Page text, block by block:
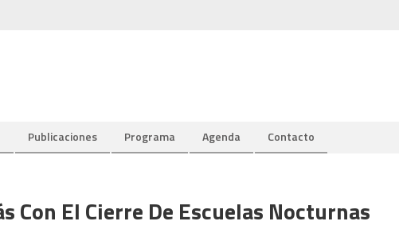
Publicaciones Programa Agenda Contacto
Con El Cierre De Escuelas Nocturnas